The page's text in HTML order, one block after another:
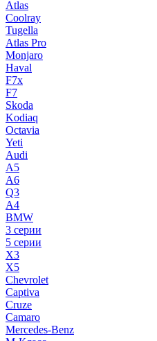
Atlas
Coolray
Tugella
Atlas Pro
Monjaro
Haval
F7x
F7
Skoda
Kodiaq
Octavia
Yeti
Audi
A5
A6
Q3
A4
BMW
3 серии
5 серии
X3
X5
Chevrolet
Captiva
Cruze
Camaro
Mercedes-Benz